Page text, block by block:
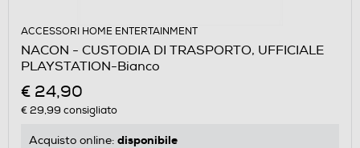
ACCESSORI HOME ENTERTAINMENT
NACON - CUSTODIA DI TRASPORTO, UFFICIALE
PLAYSTATION-Bianco
€ 24,90
€ 29,99 consigliato
Acquisto online: disponibile